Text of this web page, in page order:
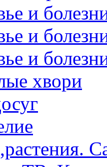
и
и
и
хвори